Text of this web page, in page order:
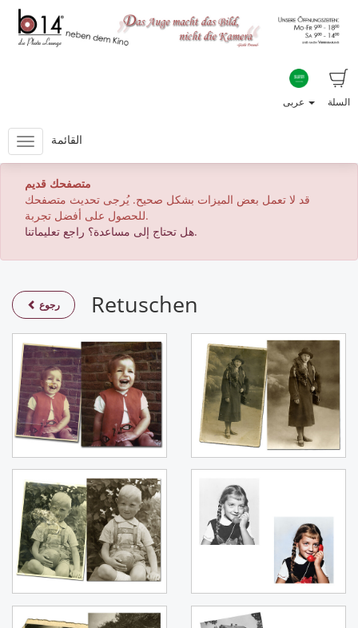
السلة
القائمة
متصفحك قديم
قد لا تعمل بعض الميزات بشكل صحيح. يُرجى تحديث متصفحك
للحصول على أفضل تجربة.
هل تحتاج إلى مساعدة؟ راجع تعليماتنا.
رجوع Retuschen